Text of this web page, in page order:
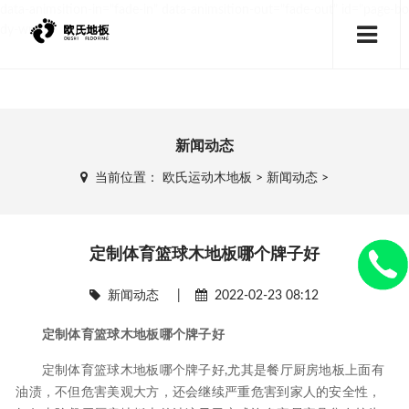
dy-wrap">
新闻动态
当前位置： 欧氏运动木地板 > 新闻动态 >
定制体育篮球木地板哪个牌子好
新闻动态 2022-02-23 08:12
定制体育篮球木地板哪个牌子好
定制体育篮球木地板哪个牌子好,尤其是餐厅厨房地板上面有
油渍，不但危害美观大方，还会继续严重危害到家人的安全性，